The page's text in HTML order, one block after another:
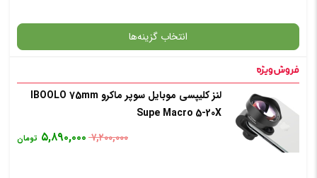
✧ چت با پشتیبان واتس آپ
انتخاب گزینه‌ها
گارانتی
انتخاب رنگ
لنز کلیپسی موبایل سوپر ماکرو IBOOLO 75mm
Supe Macro 5-20X
۷,۲۰۰,۰۰۰ ۵,۸۹۰,۰۰۰ تومان